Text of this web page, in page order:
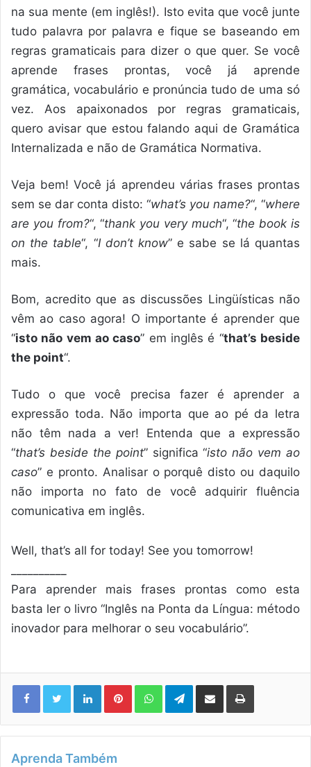
na sua mente (em inglês!). Isto evita que você junte
tudo palavra por palavra e fique se baseando em
regras gramaticais para dizer o que quer. Se você
aprende frases prontas, você já aprende
gramática, vocabulário e pronúncia tudo de uma só
vez. Aos apaixonados por regras gramaticais,
quero avisar que estou falando aqui de Gramática
Internalizada e não de Gramática Normativa.
Veja bem! Você já aprendeu várias frases prontas
sem se dar conta disto: “what’s you name?“, “where
are you from?“, “thank you very much“, “the book is
on the table“, “I don’t know” e sabe se lá quantas
mais.
Bom, acredito que as discussões Lingüísticas não
vêm ao caso agora! O importante é aprender que
“isto não vem ao caso” em inglês é “that’s beside
the point“.
Tudo o que você precisa fazer é aprender a
expressão toda. Não importa que ao pé da letra
não têm nada a ver! Entenda que a expressão
“that’s beside the point” significa “isto não vem ao
caso” e pronto. Analisar o porquê disto ou daquilo
não importa no fato de você adquirir fluência
comunicativa em inglês.
Well, that’s all for today! See you tomorrow!
Para aprender mais frases prontas como esta
basta ler o livro “Inglês na Ponta da Língua: método
inovador para melhorar o seu vocabulário”.
LinkedinPinterestWhatsAppTelegram
Compartilhar via e-mail Imprimir
Aprenda Também